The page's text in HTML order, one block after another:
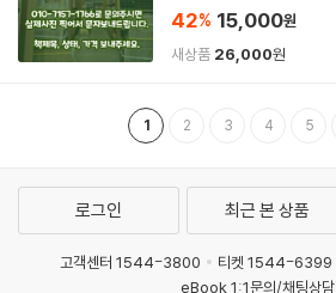
42% 15,000원
새상품 26,000원
1 2 3 4 5
로그인 최근 본 상품
고객센터 1544-3800 티켓 1544-6399
eBook 1:1문의/채팅상담